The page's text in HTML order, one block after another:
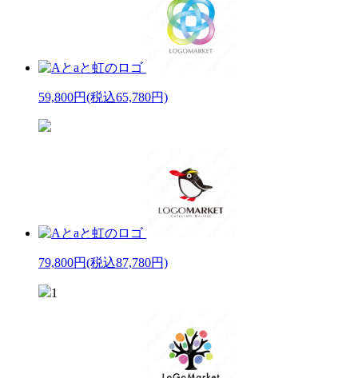
59,800円(税込65,780円)
79,800円(税込87,780円)
1